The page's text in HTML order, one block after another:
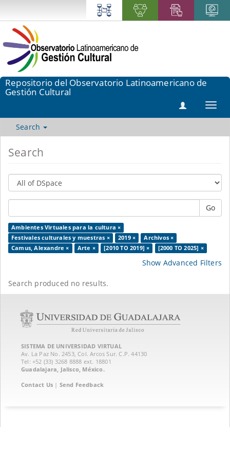
Repositorio del Observatorio Latinoamericano de
Gestión Cultural
Search
Search
Go
Ambientes Virtuales para la cultura ×
Festivales culturales y muestras ×
2019 ×
Archivos ×
Camus, Alexandre ×
Arte × [2010 TO 2019] × [2000 TO 2025] ×
Show Advanced Filters
Search produced no results.
SISTEMA DE UNIVERSIDAD VIRTUAL
Av. La Paz No. 2453, Col. Arcos Sur. C.P. 44130
Tel: +52 (33) 3268 8888‏ ext. 18801
Guadalajara, Jalisco, México.
Contact Us | Send Feedback